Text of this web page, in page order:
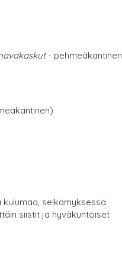
- pehmeäkantinen
kulumaa, selkämyksessä
siistit ja hyväkuntoiset